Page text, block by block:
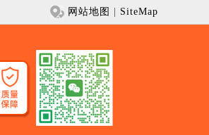
网站地图 SiteMap